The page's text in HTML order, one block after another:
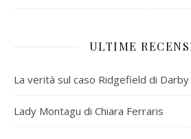
ULTIME
La verità sul caso Ridgefield di Darby
Lady Montagu di Chiara Ferraris